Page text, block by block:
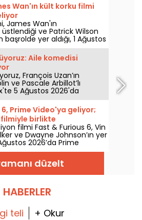
Wan'ın kült korku filmi
James Wan'ın
ve Patrick Wilson
başrolde yer aldığı, 1 Ağustos
katılıyor.
Aile komedisi
François Uzan’ın
ve Pascale Arbillot’lı
5 Ağustos 2026'da
Prime Video'ya geliyor;
birlikte
filmi Fast & Furious 6, Vin
ve Dwayne Johnson’ın yer
2026’da Prime
buluşuyor; serinin birçok
getiriyor.
düzelt
HABERLER
teli + Okur